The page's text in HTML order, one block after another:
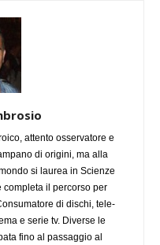
attento osservatore e
di origini, ma alla
si laurea in Scienze
completa il percorso per
di dischi, tele-
e serie tv. Diverse le
fino al passaggio al